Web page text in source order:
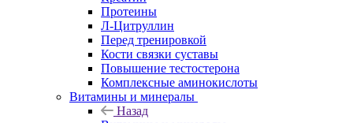
Протеины
Л-Цитруллин
Перед тренировкой
Кости связки суставы
Повышение тестостерона
Комплексные аминокислоты
Витамины и минералы
Назад